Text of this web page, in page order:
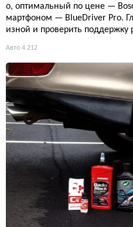
o, оптимальный по цене —
мартфоном — BlueDriver Pro.
изной и проверить
Авто 4 212